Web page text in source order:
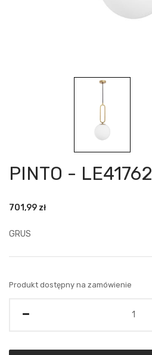
PINTO - LE41762
701,99 zł
GRUS
Produkt dostępny na zamówienie